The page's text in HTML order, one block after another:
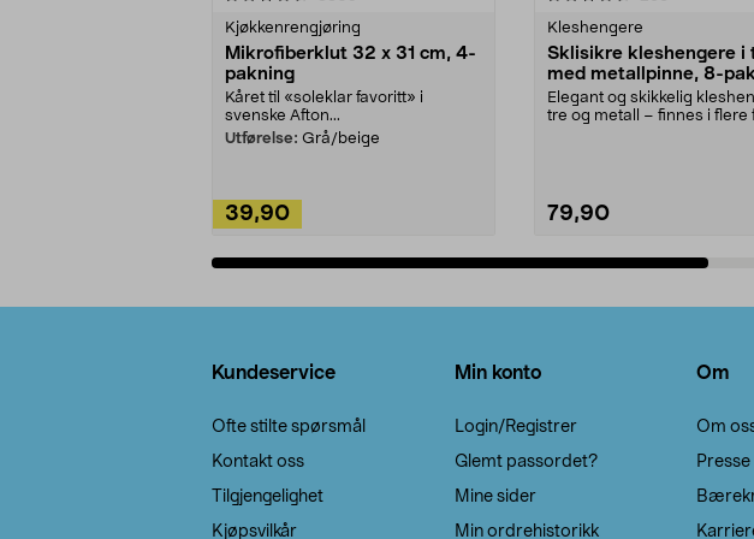
Kjøkkenrengjøring
Mikrofiberklut 32 x 31 cm, 4-
pakning
Kåret til «soleklar favoritt» i
svenske Afton...
Utførelse: Grå/beige
39,90
Kleshengere
Sklisikre kleshengere i
med metallpinne, 8-
Elegant og skikkelig
tre og metall – finnes i flere
79,90
Kundeservice
Ofte stilte spørsmål
Kontakt oss
Tilgjengelighet
Kjøpsvilkår
Min konto
Login/Registrer
Glemt passordet?
Mine sider
Min ordrehistorikk
Om
Om
Presse